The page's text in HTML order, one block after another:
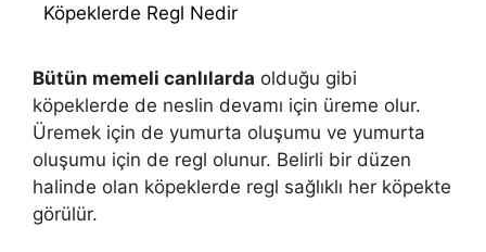
Köpeklerde Regl Nedir
Bütün memeli canlılarda olduğu gibi
köpeklerde de neslin devamı için üreme olur.
Üremek için de yumurta oluşumu ve yumurta
oluşumu için de regl olunur. Belirli bir düzen
halinde olan köpeklerde regl sağlıklı her köpekte
görülür.